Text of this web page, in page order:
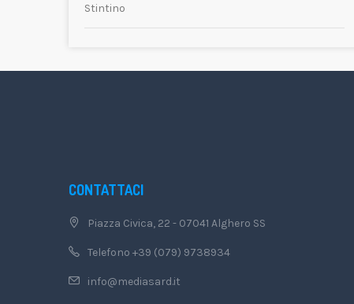
Stintino
CONTATTACI
Piazza Civica, 22 - 07041 Alghero SS
Telefono +39 (079) 9738934
info@mediasard.it